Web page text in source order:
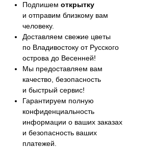
Подпишем открытку
и отправим близкому вам
человеку.
Доставляем свежие цветы
по Владивостоку от Русского
острова до Весенней!
Мы предоставляем вам
качество, безопасность
и быстрый сервис!
Гарантируем полную
конфиденциальность
информации о ваших заказах
и безопасность ваших
платежей.